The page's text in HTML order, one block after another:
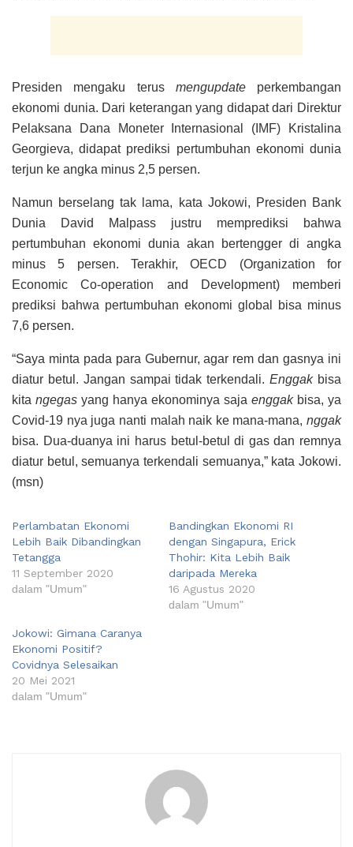
Presiden mengaku terus mengupdateperkembangan
ekonomi dunia. Dari keterangan yang didapat dari Direktur
Pelaksana Dana Moneter Internasional (IMF) Kristalina
Georgieva, didapat prediksi pertumbuhan ekonomi dunia
terjun ke angka minus 2,5 persen.
Namun berselang tak lama, kata Jokowi, Presiden Bank
Dunia David Malpass justru memprediksi bahwa
pertumbuhan ekonomi dunia akan bertengger di angka
minus 5 persen. Terakhir, OECD (Organization for
Economic Co-operation and Development) memberi
prediksi bahwa pertumbuhan ekonomi global bisa minus
7,6 persen.
“Saya minta pada para Gubernur, agar rem dan gasnya ini
diatur betul. Jangan sampai tidak terkendali.Enggakbisa
kita ngegas yang hanya ekonominya saja enggakbisa, ya
Covid-19 nya juga nanti malah naik ke mana-mana, nggak
bisa. Dua-duanya ini harus betul-betul di gas dan remnya
diatur betul, semuanya terkendali semuanya,” kata Jokowi.
(msn)
Perlambatan Ekonomi
Lebih Baik Dibandingkan
Tetangga
11 September 2020
dalam "Umum"
Bandingkan Ekonomi RI
dengan Singapura, Erick
Thohir: Kita Lebih Baik
daripada Mereka
16 Agustus 2020
dalam "Umum"
Jokowi: Gimana Caranya
Ekonomi Positif?
Covidnya Selesaikan
20 Mei 2021
dalam "Umum"